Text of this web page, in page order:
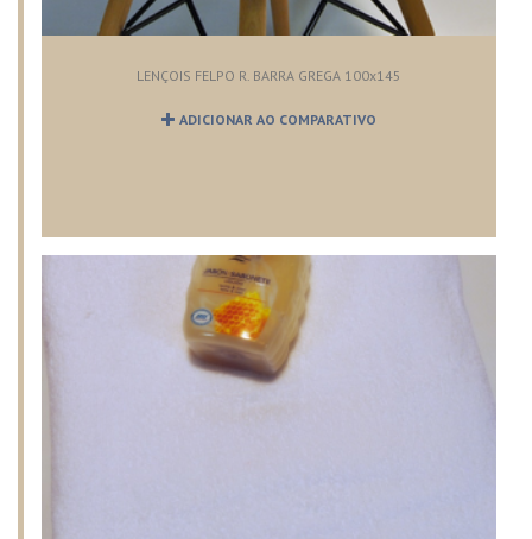
LENÇOIS FELPO R. BARRA GREGA 100x145
ADICIONAR AO COMPARATIVO